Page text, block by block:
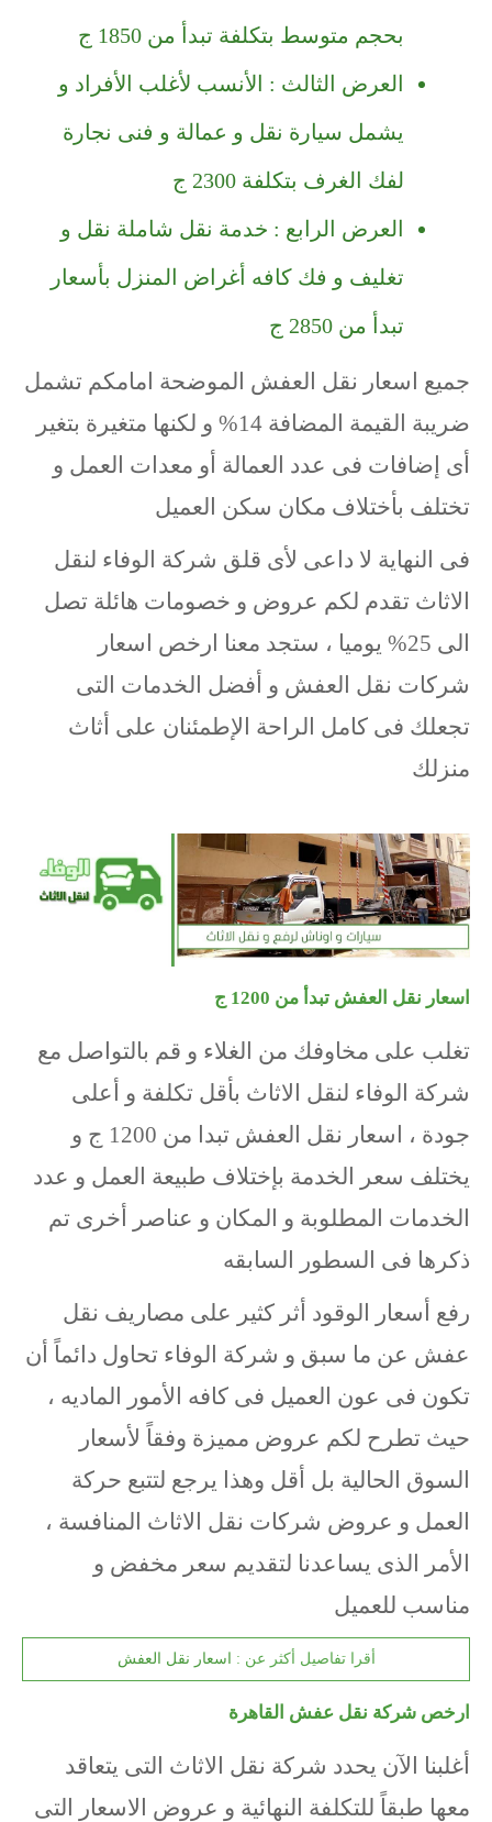
بحجم متوسط بتكلفة تبدأ من 1850 ج
العرض الثالث : الأنسب لأغلب الأفراد و
يشمل سيارة نقل و عمالة و فنى نجارة
لفك الغرف بتكلفة 2300 ج
العرض الرابع : خدمة نقل شاملة نقل و
تغليف و فك كافه أغراض المنزل بأسعار
تبدأ من 2850 ج
جميع اسعار نقل العفش الموضحة امامكم تشمل
ضريبة القيمة المضافة 14% و لكنها متغيرة بتغير
أى إضافات فى عدد العمالة أو معدات العمل و
تختلف بأختلاف مكان سكن العميل
فى النهاية لا داعى لأى قلق شركة الوفاء لنقل
الاثاث تقدم لكم عروض و خصومات هائلة تصل
الى 25% يوميا ، ستجد معنا ارخص اسعار
شركات نقل العفش و أفضل الخدمات التى
تجعلك فى كامل الراحة الإطمئنان على أثاث
منزلك
اسعار نقل العفش تبدأ من 1200 ج
تغلب على مخاوفك من الغلاء و قم بالتواصل مع
شركة الوفاء لنقل الاثاث بأقل تكلفة و أعلى
جودة ، اسعار نقل العفش تبدا من 1200 ج و
يختلف سعر الخدمة بإختلاف طبيعة العمل و عدد
الخدمات المطلوبة و المكان و عناصر أخرى تم
ذكرها فى السطور السابقه
رفع أسعار الوقود أثر كثير على مصاريف نقل
عفش عن ما سبق و شركة الوفاء تحاول دائماً أن
تكون فى عون العميل فى كافه الأمور الماديه ،
حيث تطرح لكم عروض مميزة وفقاً لأسعار
السوق الحالية بل أقل وهذا يرجع لتتبع حركة
العمل و عروض شركات نقل الاثاث المنافسة ،
الأمر الذى يساعدنا لتقديم سعر مخفض و
مناسب للعميل
أقرا تفاصيل أكثر عن : اسعار نقل العفش
ارخص شركة نقل عفش القاهرة
أغلبنا الآن يحدد شركة نقل الاثاث التى يتعاقد
معها طبقاً للتكلفة النهائية و عروض الاسعار التى